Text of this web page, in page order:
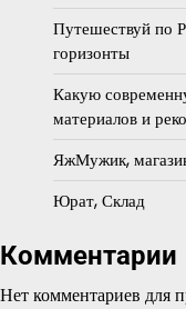
Путешествуй по
горизонты
Какую
материалов и
ЯжМужик,
Юрат, Склад
Комментарии
Нет комментариев для